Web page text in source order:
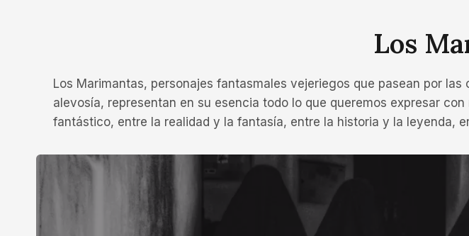
Los
Los Marimantas, personajes fantasmales vejeriegos que pasean por
alevosía, representan en su esencia todo lo que queremos expresar
fantástico, entre la realidad y la fantasía, entre la historia y la leyenda,